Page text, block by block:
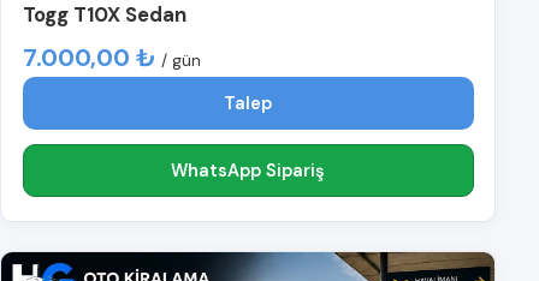
Togg T10X Sedan
7.000,00 ₺ / gün
Talep
WhatsApp Sipariş